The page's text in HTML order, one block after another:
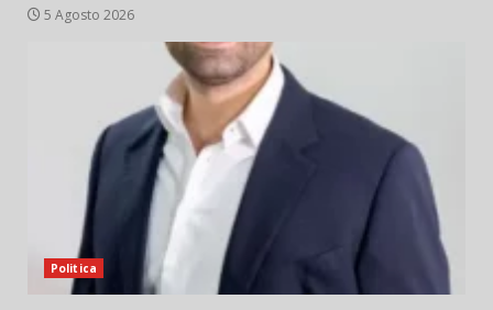
5 Agosto 2026
Politica